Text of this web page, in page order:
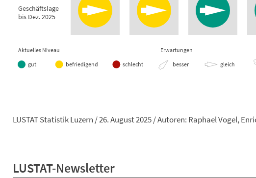
Geschäftslage
bis Dez. 2025
Aktuelles Niveau
Erwartungen
gut
befriedigend schlecht besser gleich
LUSTAT Statistik Luzern / 26. August 2025 / Autoren: Raphael Vogel,
LUSTAT-Newsletter